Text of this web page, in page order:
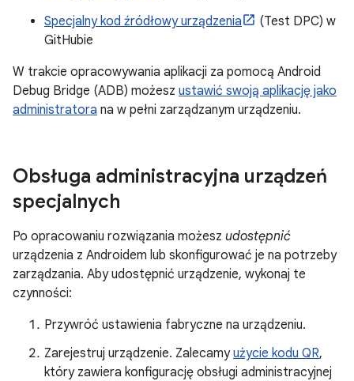
Specjalny kod źródłowy urządzenia
(Test DPC) w
GitHubie
W trakcie opracowywania aplikacji za pomocą Android
Debug Bridge (ADB) możesz ustawić swoją aplikację jako
administratora na w pełni zarządzanym urządzeniu.
Obsługa administracyjna urządzeń
specjalnych
Po opracowaniu rozwiązania możesz udostępnić
urządzenia z Androidem lub skonfigurować je na potrzeby
zarządzania. Aby udostępnić urządzenie, wykonaj te
czynności:
Przywróć ustawienia fabryczne na urządzeniu.
Zarejestruj urządzenie. Zalecamyużycie kodu QR,
który zawiera konfigurację obsługi administracyjnej